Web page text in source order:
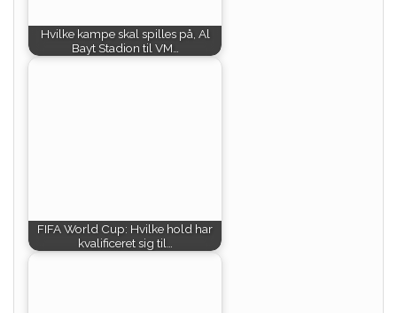
Hvilke kampe skal spilles på, Al
Bayt Stadion til VM…
FIFA World Cup: Hvilke hold har
kvalificeret sig til…